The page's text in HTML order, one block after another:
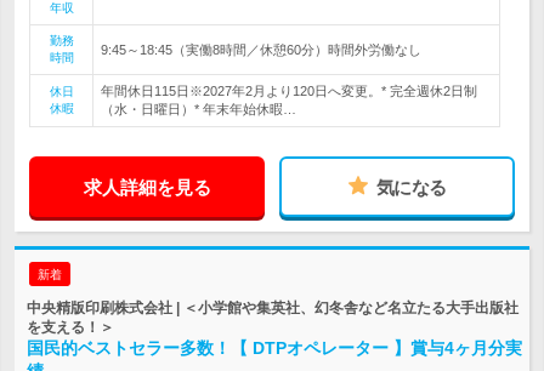
年収
勤務
時間
9:45～18:45（実働8時間／休憩60分）時間外労働なし
休日
休暇
年間休日115日※2027年2月より120日へ変更。* 完全週休2日制
（水・日曜日）* 年末年始休暇…
求人詳細を見る 気になる
新着
中央精版印刷株式会社 | ＜小学館や集英社、幻冬舎など名立たる大手出版社
を支える！＞
国民的ベストセラー多数！【 DTPオペレーター 】賞与4ヶ月分実